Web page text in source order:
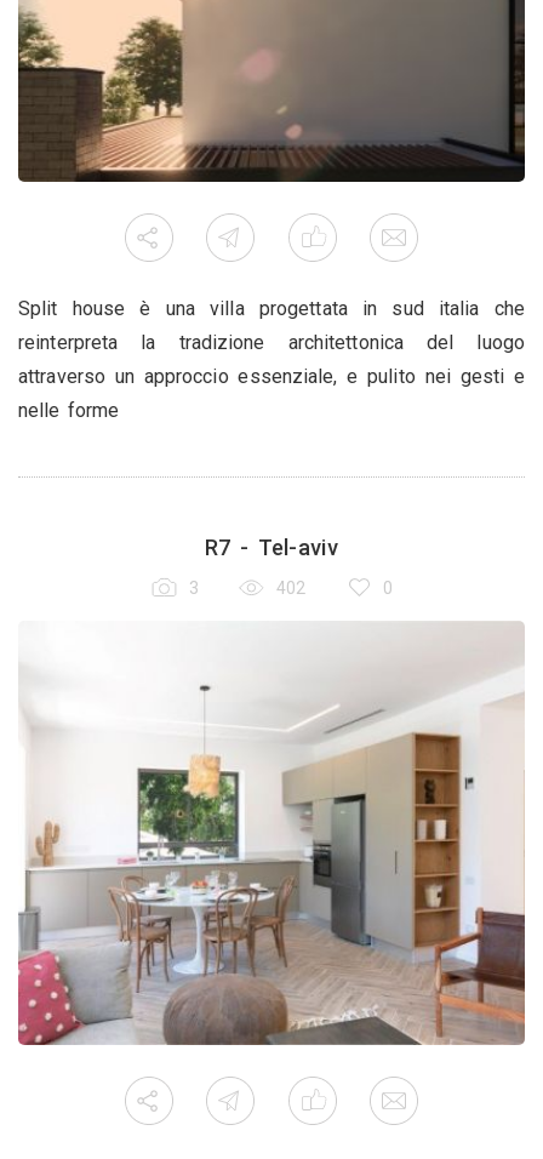
Split house è una villa progettata in sud italia che
reinterpreta la tradizione architettonica del luogo
attraverso un approccio essenziale, e pulito nei gesti e
nelle forme
R7 - Tel-aviv
3 402 0